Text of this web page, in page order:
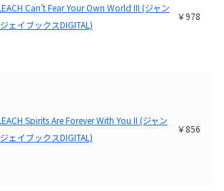
Can’t Fear Your Own World III (ジャン
ェイブックスDIGITAL)
￥978
Spirits Are Forever With You II (ジャン
ェイブックスDIGITAL)
￥856